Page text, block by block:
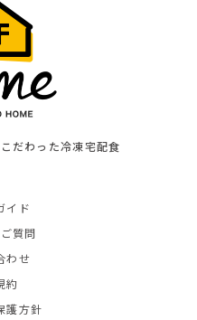
だわった冷凍宅配食
イド
質問
わせ
約
護方針